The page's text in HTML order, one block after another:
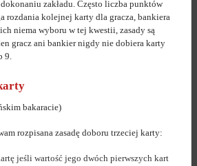
zakładu. Często liczba punktów
rozdania kolejnej karty dla gracza, bankiera
niema wyboru w tej kwestii, zasady są
gracz ani bankier nigdy nie dobiera karty
9.
bakaracie)
rozpisana zasadę doboru trzeciej karty:
jeśli wartość jego dwóch pierwszych kart